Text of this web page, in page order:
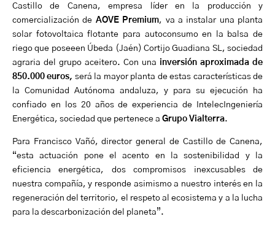
Castillo de Canena, empresa líder en la producción y
comercialización de AOVEPremium, va a instalaruna planta
solar fotovoltaica flotante para autoconsumo en la balsa de
riegoque poseeen Úbeda (Jaén) Cortijo Guadiana SL, sociedad
agraria del grupo aceitero. Con una inversión aproximada de
850.000 euros, será la mayor planta de estas características de
la Comunidad Autónoma andaluza, y para su ejecución ha
confiado en los 20 años de experiencia de Intelec Ingeniería
Energética, sociedad que pertenece a Grupo Vialterra.
Para Francisco Vañó, director general de Castillo de Canena,
“esta actuación pone el acento en la sostenibilidad y la
eficiencia energética, dos compromisos inexcusables de
nuestra compañía, y responde asimismo a nuestro interés en la
regeneración del territorio, el respeto al ecosistema y a la lucha
para la descarbonización del planeta”.